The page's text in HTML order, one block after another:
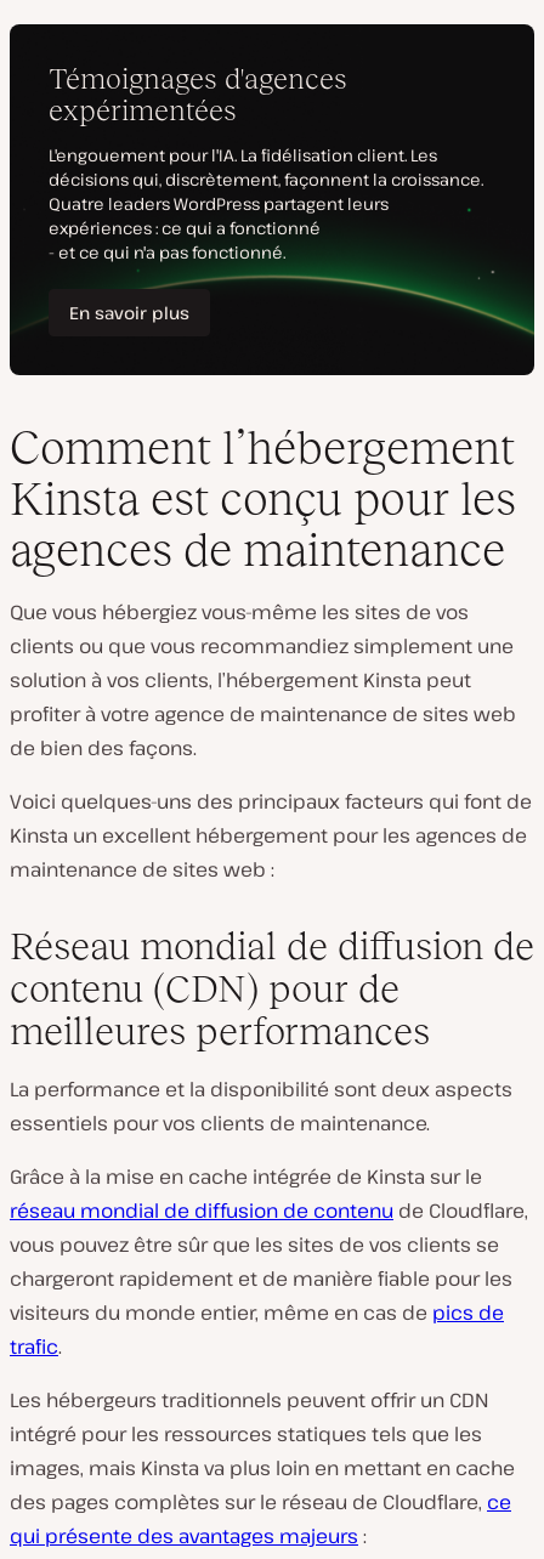
Comment l’hébergement
Kinsta est conçu pour les
agences de maintenance
Que vous hébergiez vous-même les sites de vos
clients ou que vous recommandiez simplement une
solution à vos clients, l’hébergement Kinsta peut
profiter à votre agence de maintenance de sites web
de bien des façons.
Voici quelques-uns des principaux facteurs qui font de
Kinsta un excellent hébergement pour les agences de
maintenance de sites web :
Réseau mondial de diffusion de
contenu (CDN) pour de
meilleures performances
La performance et la disponibilité sont deux aspects
essentiels pour vos clients de maintenance.
Grâce à la mise en cache intégrée de Kinsta sur le
réseau mondial de diffusion de contenu de Cloudflare,
vous pouvez être sûr que les sites de vos clients se
chargeront rapidement et de manière fiable pour les
visiteurs du monde entier, même en cas de pics de
trafic.
Les hébergeurs traditionnels peuvent offrir un CDN
intégré pour les ressources statiques tels que les
images, mais Kinsta va plus loin en mettant en cache
des pages complètes sur le réseau de Cloudflare, ce
qui présente des avantages majeurs :